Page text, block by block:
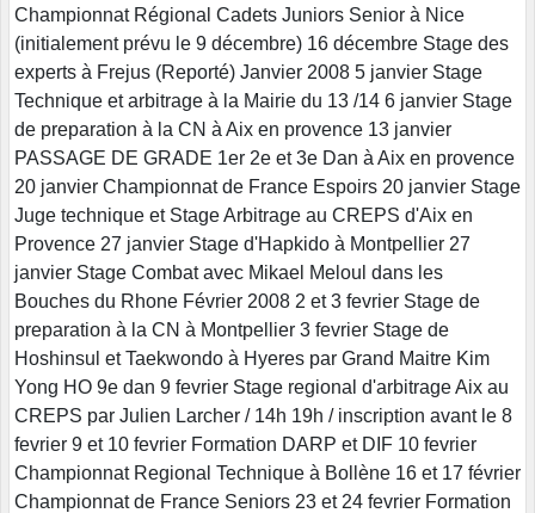
Championnat Régional Cadets Juniors Senior à Nice
(initialement prévu le 9 décembre) 16 décembre Stage des
experts à Frejus (Reporté) Janvier 2008 5 janvier Stage
Technique et arbitrage à la Mairie du 13 /14 6 janvier Stage
de preparation à la CN à Aix en provence 13 janvier
PASSAGE DE GRADE 1er 2e et 3e Dan à Aix en provence
20 janvier Championnat de France Espoirs 20 janvier Stage
Juge technique et Stage Arbitrage au CREPS d'Aix en
Provence 27 janvier Stage d'Hapkido à Montpellier 27
janvier Stage Combat avec Mikael Meloul dans les
Bouches du Rhone Février 2008 2 et 3 fevrier Stage de
preparation à la CN à Montpellier 3 fevrier Stage de
Hoshinsul et Taekwondo à Hyeres par Grand Maitre Kim
Yong HO 9e dan 9 fevrier Stage regional d'arbitrage Aix au
CREPS par Julien Larcher / 14h 19h / inscription avant le 8
fevrier 9 et 10 fevrier Formation DARP et DIF 10 fevrier
Championnat Regional Technique à Bollène 16 et 17 février
Championnat de France Seniors 23 et 24 fevrier Formation